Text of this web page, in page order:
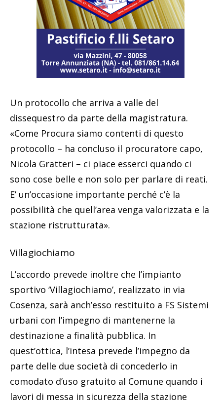
Un protocollo che arriva a valle del
dissequestro da parte della magistratura.
«Come Procura siamo contenti di questo
protocollo – ha concluso il procuratore capo,
Nicola Gratteri – ci piace esserci quando ci
sono cose belle e non solo per parlare di reati.
E’ un’occasione importante perché c’è la
possibilità che quell’area venga valorizzata e la
stazione ristrutturata».
Villagiochiamo
L’accordo prevede inoltre che l’impianto
sportivo ‘Villagiochiamo’, realizzato in via
Cosenza, sarà anch’esso restituito a FS Sistemi
urbani con l’impegno di mantenerne la
destinazione a finalità pubblica. In
quest’ottica, l’intesa prevede l’impegno da
parte delle due società di concederlo in
comodato d’uso gratuito al Comune quando i
lavori di messa in sicurezza della stazione